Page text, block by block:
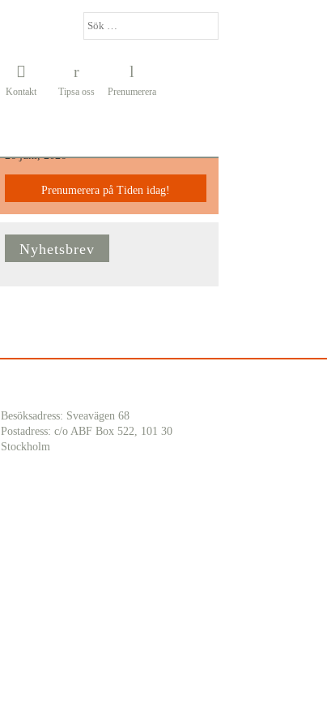
Kontakt Tipsa oss Prenumerera
26 juni, 2026
Prenumerera på Tiden idag!
Nyhetsbrev
Besöksadress: Sveavägen 68
Postadress: c/o ABF Box 522, 101 30
Stockholm